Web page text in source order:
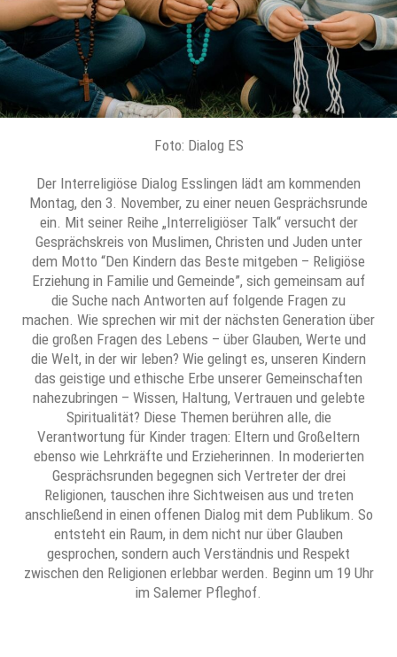
Foto: Dialog ES
Der Interreligiöse Dialog Esslingen lädt am kommenden
Montag, den 3. November, zu einer neuen Gesprächsrunde
ein. Mit seiner Reihe „Interreligiöser Talk“ versucht der
Gesprächskreis von Muslimen, Christen und Juden unter
dem Motto “Den Kindern das Beste mitgeben – Religiöse
Erziehung in Familie und Gemeinde”, sich gemeinsam auf
die Suche nach Antworten auf folgende Fragen zu
machen. Wie sprechen wir mit der nächsten Generation über
die großen Fragen des Lebens – über Glauben, Werte und
die Welt, in der wir leben? Wie gelingt es, unseren Kindern
das geistige und ethische Erbe unserer Gemeinschaften
nahezubringen – Wissen, Haltung, Vertrauen und gelebte
Spiritualität? Diese Themen berühren alle, die
Verantwortung für Kinder tragen: Eltern und Großeltern
ebenso wie Lehrkräfte und Erzieherinnen. In moderierten
Gesprächsrunden begegnen sich Vertreter der drei
Religionen, tauschen ihre Sichtweisen aus und treten
anschließend in einen offenen Dialog mit dem Publikum. So
entsteht ein Raum, in dem nicht nur über Glauben
gesprochen, sondern auch Verständnis und Respekt
zwischen den Religionen erlebbar werden. Beginn um 19 Uhr
im Salemer Pfleghof.